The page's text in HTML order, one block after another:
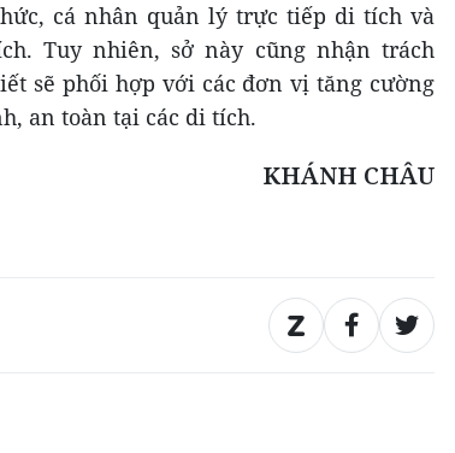
cá nhân quản lý trực tiếp di tích và
Tuy nhiên, sở này cũng nhận trách
sẽ phối hợp với các đơn vị tăng cường
an toàn tại các di tích.
KHÁNH CHÂU